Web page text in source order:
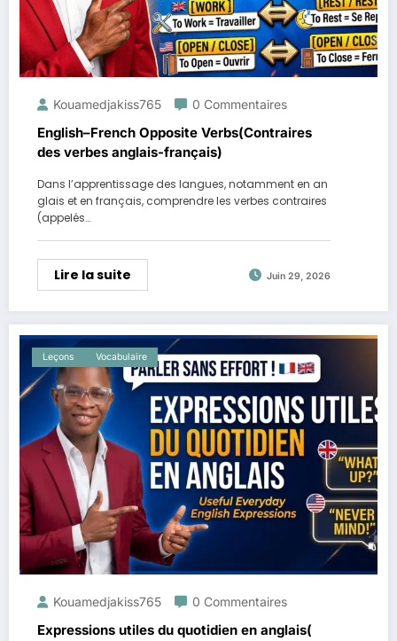
Kouamedjakiss765 0 Commentaires
English–French Opposite Verbs(Contraires
des verbes anglais-français)
Dans l’apprentissage des langues, notamment en an
glais et en français, comprendre les verbes contraires
(appelés…
Lire la suite Juin 29, 2026
Leçons Vocabulaire
Kouamedjakiss765 0 Commentaires
Expressions utiles du quotidien en anglais(